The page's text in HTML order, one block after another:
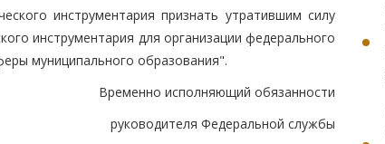
инструментария признать утратившим силу
инструментария для организации федерального
муниципального образования".
Временно исполняющий обязанности
руководителя Федеральной службы